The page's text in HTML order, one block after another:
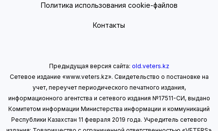
Политика использования cookie-файлов
Контакты
Предыдущая версия сайта: old.veters.kz
Сетевое издание «www.veters.kz». Свидетельство о постановке на
учет, переучет периодического печатного издания,
информационного агентства и сетевого издания №17511-СИ, выдано
Комитетом информации Министерства информации и коммуникаций
Республики Казахстан 11 февраля 2019 года. Учредитель сетевого